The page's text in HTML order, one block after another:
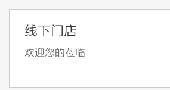
线下门店
欢迎您的莅临